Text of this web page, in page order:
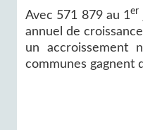
Avec 571 879 au 1er
annuel de
un accroissement
communes gagnent